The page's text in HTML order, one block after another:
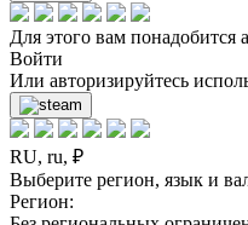
Для этого вам понадобится
Войти
Или авторизируйтесь
RU, ru, ₽
Выберите регион, язык и
Регион: